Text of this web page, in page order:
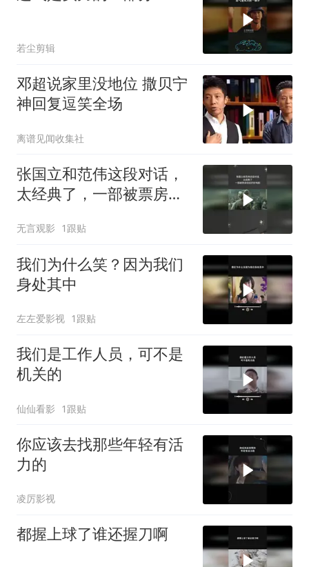
若尘剪辑
邓超说家里没地位 撒贝宁
神回复逗笑全场
离谱见闻收集社
张国立和范伟这段对话，
太经典了，一部被票房低
无言观影 1跟贴
我们为什么笑？因为我们
身处其中
左左爱影视 1跟贴
我们是工作人员，可不是
机关的
仙仙看影 1跟贴
你应该去找那些年轻有活
力的
凌厉影视
都握上球了谁还握刀啊